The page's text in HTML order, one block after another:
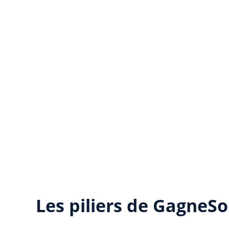
Les piliers de